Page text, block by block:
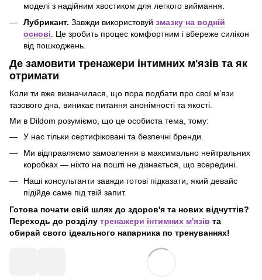
моделі з надійним хвостиком для легкого виймання.
Лубрикант. Завжди використовуй змазку на водній
основі . Це зробить процес комфортним і вбереже силікон
від пошкоджень.
Де замовити тренажери інтимних м'язів та як
отримати
Коли ти вже визначилася, що пора подбати про свої м’язи
тазового дна, виникає питання анонімності та якості.
Ми в Dildom розуміємо, що це особиста тема, тому:
У нас тільки сертифіковані та безпечні бренди.
Ми відправляємо замовлення в максимально нейтральних
коробках — ніхто на пошті не дізнається, що всередині.
Наші консультанти завжди готові підказати, який девайс
підійде саме під твій запит.
Готова почати свій шлях до здоров'я та нових відчуттів?
Переходь до розділу тренажери інтимних м'язів та
обирай свого ідеального напарника по тренуваннях!